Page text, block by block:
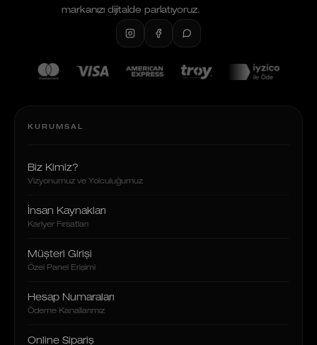
markanızı dijitalde parlatıyoruz.
KURUMSAL
Biz Kimiz?
Vizyonumuz ve Yolculuğumuz
İnsan Kaynakları
Kariyer Fırsatları
Müşteri Girişi
Özel Panel Erişimi
Hesap Numaraları
Ödeme Kanallarımız
Online Sipariş